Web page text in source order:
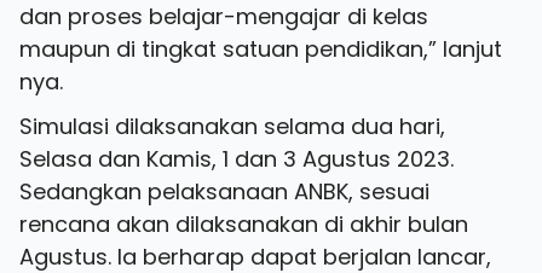
dan proses belajar-mengajar di kelas
maupun di tingkat satuan pendidikan,” lanjut
nya.
Simulasi dilaksanakan selama dua hari,
Selasa dan Kamis, 1 dan 3 Agustus 2023.
Sedangkan pelaksanaan ANBK, sesuai
rencana akan dilaksanakan di akhir bulan
Agustus. Ia berharap dapat berjalan lancar,